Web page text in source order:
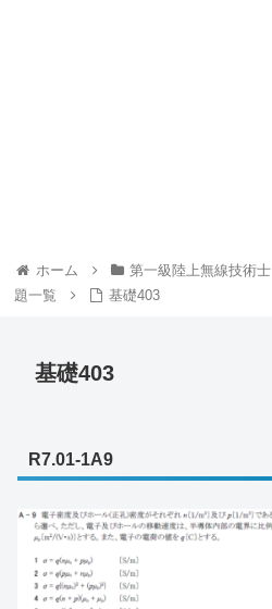
ホーム 第一級陸上無線技術士
題一覧
基礎403
基礎403
R7.01-1A9